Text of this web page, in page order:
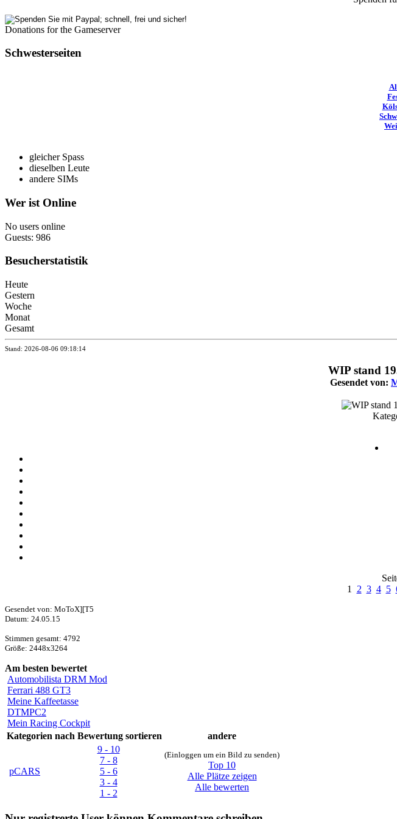
Donations for the Gameserver
Schwesterseiten
gleicher Spass
dieselben Leute
andere SIMs
Wer ist Online
No users online
Guests: 986
Besucherstatistik
Heute
Gestern
Woche
Monat
Gesamt
Stand: 2026-08-06 09:18:14
WIP stand
Gesendet von:
1 2 3 4 5
Gesendet von: MoToX][T5
Datum: 24.05.15
Stimmen gesamt: 4792
Größe: 2448x3264
Am besten bewertet
Automobilista DRM Mod
Ferrari 488 GT3
Meine Kaffeetasse
DTMPC2
Mein Racing Cockpit
Kategorien nach Bewertung sortieren andere
pCARS
9 - 10
7 - 8
5 - 6
3 - 4
1 - 2
(Einloggen um ein Bild zu senden)
Top 10
Alle Plätze zeigen
Alle bewerten